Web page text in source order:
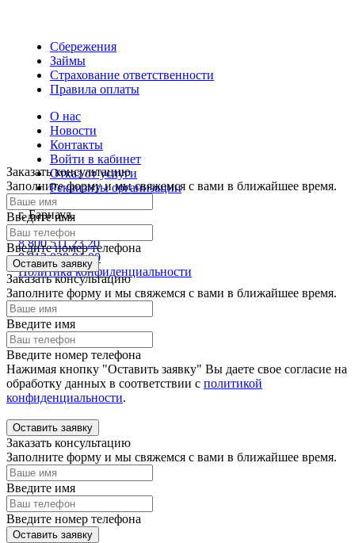
Сбережения
Займы
Страхование ответственности
Правила оплаты
О нас
Новости
Контакты
Войти в кабинет
Отказ от услуги
Реквизиты организации
г. Барнаул.
проспект Ленина 130
8 800 511 23 20
8 913 028 91 00
Политика конфиденциальности
Заказать консультацию
Заполните форму и мы свяжемся с вами в ближайшее время.
Введите имя
Введите номер телефона
Оставить заявку
Заказать консультацию
Заполните форму и мы свяжемся с вами в ближайшее время.
Введите имя
Введите номер телефона
Нажимая кнопку "Оставить заявку" Вы даете свое согласие на
обработку данных в соответствии с политикой
конфиденциальности.
Оставить заявку
Заказать консультацию
Заполните форму и мы свяжемся с вами в ближайшее время.
Введите имя
Введите номер телефона
Оставить заявку